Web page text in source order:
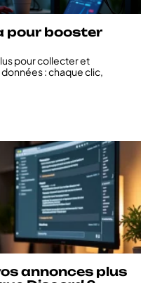
pour booster
pour collecter et
: chaque clic,
annonces plus